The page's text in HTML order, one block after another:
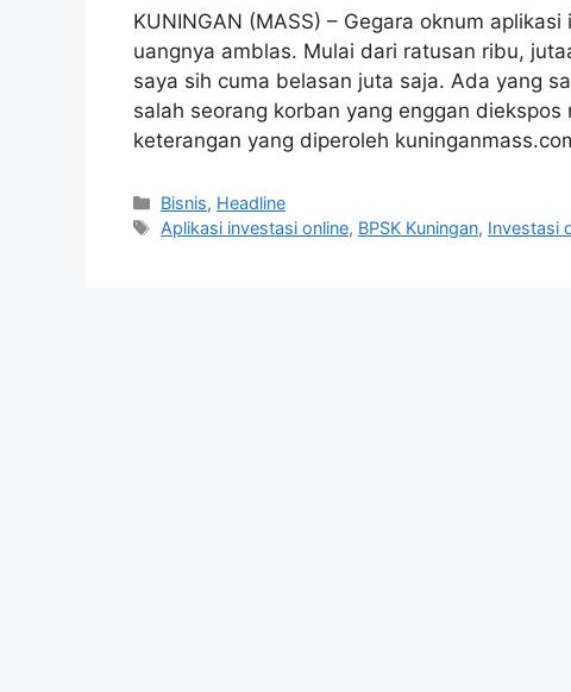
KUNINGAN (MASS) – Gegara oknum
uangnya amblas. Mulai dari ratusan ribu,
saya sih cuma belasan juta saja. Ada yang
salah seorang korban yang enggan diekspos
keterangan yang diperoleh
Kategori
Bisnis, Headline
Tag
Aplikasi investasi online, BPSK Kuningan, Investasi